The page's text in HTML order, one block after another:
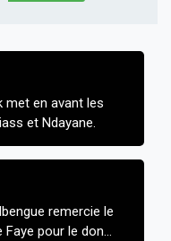
met en avant les
et Ndayane.
remercie le
Faye pour le don